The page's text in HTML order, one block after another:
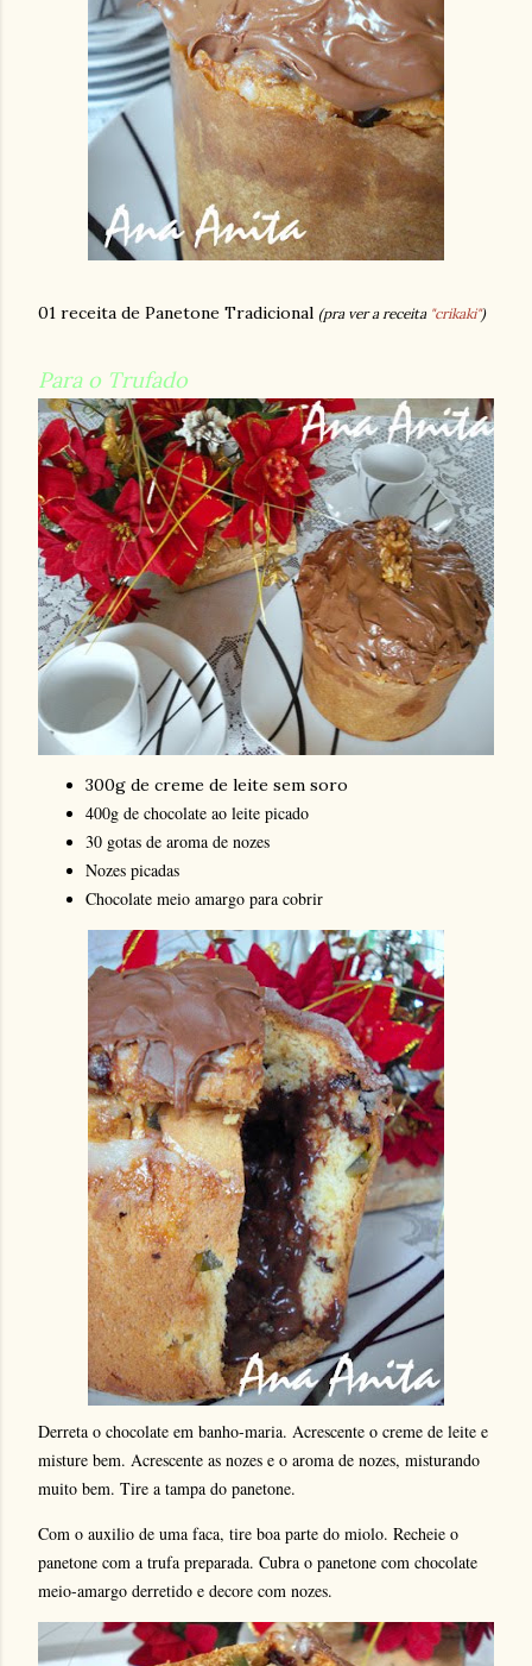
01 receita de Panetone Tradicional (pra ver a receita "crikaki")
Para o Trufado
300g de creme de leite sem soro
400g de chocolate ao leite picado
30 gotas de aroma de nozes
Nozes picadas
Chocolate meio amargo para cobrir
Derreta o chocolate em banho-maria. Acrescente o creme de leite e
misture bem. Acrescente as nozes e o aroma de nozes, misturando
muito bem. Tire a tampa do panetone.
Com o auxilio de uma faca, tire boa parte do miolo. Recheie o
panetone com a trufa preparada. Cubra o panetone com chocolate
meio-amargo derretido e decore com nozes.